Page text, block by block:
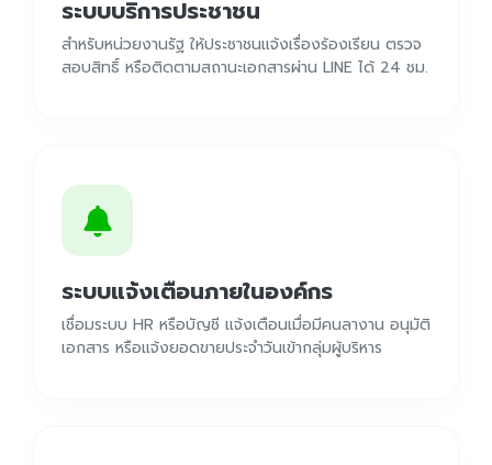
ระบบบริการประชาชน
สำหรับหน่วยงานรัฐ ให้ประชาชนแจ้งเรื่องร้องเรียน ตรวจ
สอบสิทธิ์ หรือติดตามสถานะเอกสารผ่าน LINE ได้ 24 ชม.
ระบบแจ้งเตือนภายในองค์กร
เชื่อมระบบ HR หรือบัญชี แจ้งเตือนเมื่อมีคนลางาน อนุมัติ
เอกสาร หรือแจ้งยอดขายประจำวันเข้ากลุ่มผู้บริหาร